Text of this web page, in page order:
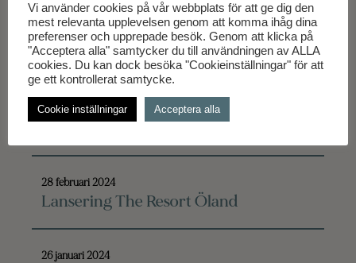
10 augusti 2024
The Oak Öland
M21 bygger ut på Sweetspot Home of
Sport & Business
28 februari 2024
Lansering The Resort Öland
26 januari 2024
Vi använder cookies på vår webbplats för att ge dig den
mest relevanta upplevelsen genom att komma ihåg dina
preferenser och upprepade besök. Genom att klicka på
"Acceptera alla" samtycker du till användningen av ALLA
cookies. Du kan dock besöka "Cookieinställningar" för att
ge ett kontrollerat samtycke.
Cookie inställningar Acceptera alla